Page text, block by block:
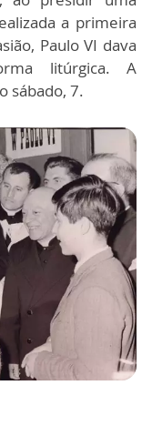
a primeira
Paulo VI dava
litúrgica. A
sábado, 7.